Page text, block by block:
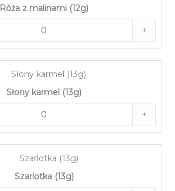
Róża z malinami (12g)
+
Słony karmel (13g)
+
Szarlotka (13g)